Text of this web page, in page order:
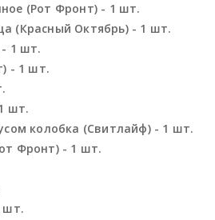
(Рот Фронт) - 1 шт.
(Красный Октябрь) - 1 шт.
1 шт.
- 1 шт.
шт.
колобка (Свитлайф) - 1 шт.
Фронт) - 1 шт.
шт.